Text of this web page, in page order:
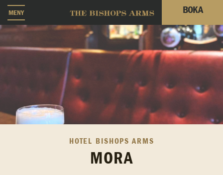
MENY BOKA
HOTEL BISHOPS ARMS
MORA